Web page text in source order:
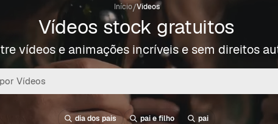
Início/Vídeos
Vídeos stock gratuitos
vídeos e animações incríveis e sem direitos
dia dos pais pai e filho pai